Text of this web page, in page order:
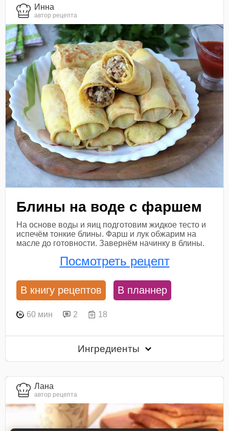
Инна
автор рецепта
Блины на воде с фаршем
На основе воды и яиц подготовим жидкое тесто и
испечём тонкие блины. Фарш и лук обжарим на
масле до готовности. Завернём начинку в блины.
Посмотреть рецепт
В книгу рецептов В планнер
60 мин 2 18
Ингредиенты
Лана
автор рецепта